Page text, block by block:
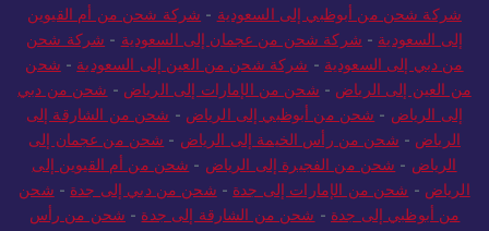
شركة شحن من أبوظبي إلى السعودية - شركة شحن من أم القيوين
إلى السعودية - شركة شحن من عجمان إلى السعودية - شركة شحن
من دبي إلى السعودية - شركة شحن من العين إلى السعودية - شحن
من العين إلى الرياض - شحن من الإمارات إلى الرياض - شحن من دبي
إلى الرياض - شحن من أبوظبي إلى الرياض - شحن من الشارقة إلى
الرياض - شحن من رأس الخيمة إلى الرياض - شحن من عجمان إلى
الرياض - شحن من الفجيرة إلى الرياض - شحن من أم القيوين إلى
الرياض - شحن من الإمارات إلى جدة - شحن من دبي إلى جدة - شحن
من أبوظبي إلى جدة - شحن من الشارقة إلى جدة - شحن من رأس